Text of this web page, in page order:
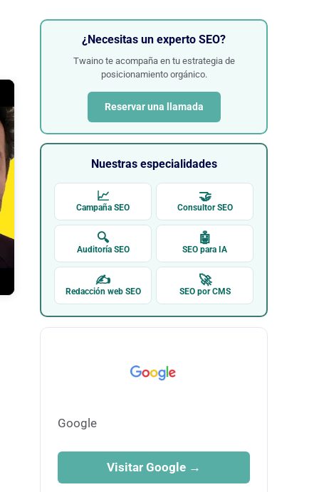
¿Necesitas un experto SEO?
Twaino te acompaña en tu estrategia de
posicionamiento orgánico.
Reservar una llamada
Nuestras especialidades
📈
Campaña SEO
🤝
Consultor SEO
🔍
Auditoría SEO
🤖
SEO para IA
✍
Redacción web SEO
🚀
SEO por CMS
Google
Visitar Google →